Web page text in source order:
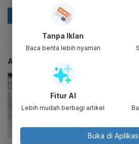
ARTIKEL TERKAIT
Tanpa Iklan
Baca berita lebih nyaman
Fitur AI
Lebih mudah berbagi artikel
Buka di Aplikasi